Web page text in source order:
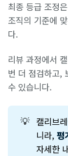
최종 등급 조정
조직의 기준에
다.
리뷰 과정에서
번 더 점검하고,
수 있습니다.
💡
캘리브
니라,평
자세한